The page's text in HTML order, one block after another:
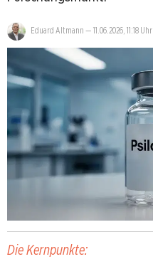
Eduard Altmann — 11.06.2026, 11:18 Uhr
Die Kernpunkte: